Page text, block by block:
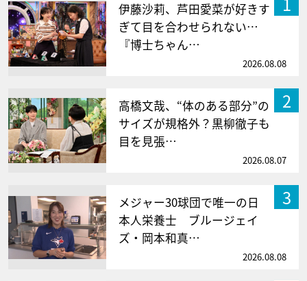
伊藤沙莉、芦田愛菜が好きす
ぎて目を合わせられない…
『博士ちゃん…
2026.08.08
2
高橋文哉、“体のある部分”の
サイズが規格外？黒柳徹子も
目を見張…
2026.08.07
3
メジャー30球団で唯一の日
本人栄養士 ブルージェイ
ズ・岡本和真…
2026.08.08